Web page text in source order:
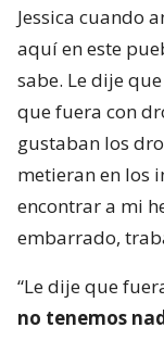
Jessica cuando
aquí en este
sabe. Le dije
que fuera con
gustaban los
metieran en los
encontrar a mi
embarrado,
“Le dije que
no tenemos